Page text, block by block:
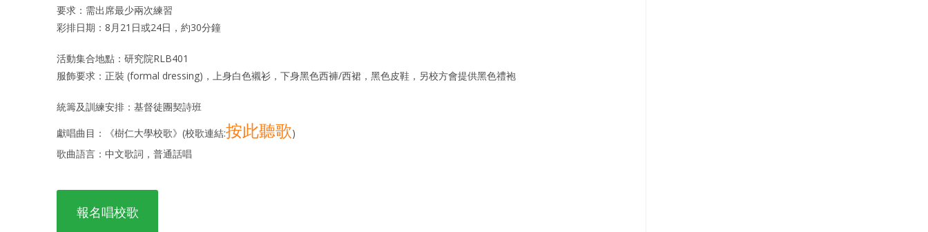
要求：需出席最少兩次練習
彩排日期：8月21日或24日，約30分鐘
活動集合地點：研究院RLB401
服飾要求：正裝 (formal dressing)，上身白色襯衫，下身黑色西褲/西裙，黑色皮鞋，另校方會提供黑色禮袍
統籌及訓練安排：基督徒團契詩班
獻唱曲目：《樹仁大學校歌》(校歌連結:按此聽歌)
歌曲語言：中文歌詞，普通話唱
報名唱校歌